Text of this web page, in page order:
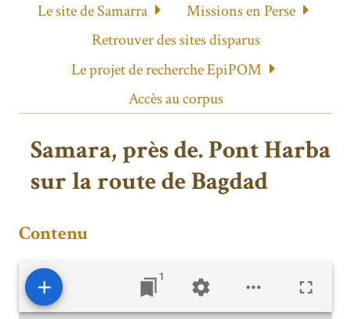
Le site de Samarra
Missions en Perse
Retrouver des sites disparus
Le projet de recherche EpiPOM
Accès au corpus
Samara, près de. Pont Harba
sur la route de Bagdad
Contenu
1